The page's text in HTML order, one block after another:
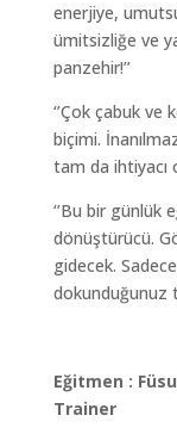
enerjiye,
ümitsizliğe ve
panzehir!’’
‘’Çok çabuk ve
biçimi.
tam da ihtiyacı
‘’Bu bir günlük
dönüştürücü.
gidecek.
dokunduğunuz
Eğitmen :
Trainer